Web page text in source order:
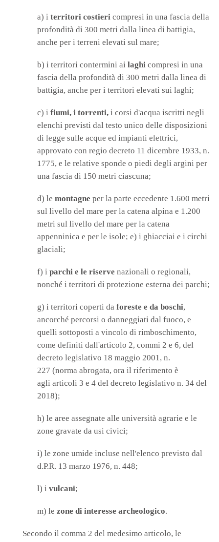
a) i territori costieri compresi in una fascia della
profondità di 300 metri dalla linea di battigia,
anche per i terreni elevati sul mare;
b) i territori contermini ai laghi compresi in una
fascia della profondità di 300 metri dalla linea di
battigia, anche per i territori elevati sui laghi;
c) i fiumi, i torrenti, i corsi d'acqua iscritti negli
elenchi previsti dal testo unico delle disposizioni
di legge sulle acque ed impianti elettrici,
approvato con regio decreto 11 dicembre 1933, n.
1775, e le relative sponde o piedi degli argini per
una fascia di 150 metri ciascuna;
d) le montagne per la parte eccedente 1.600 metri
sul livello del mare per la catena alpina e 1.200
metri sul livello del mare per la catena
appenninica e per le isole; e) i ghiacciai e i circhi
glaciali;
f) i parchi e le riserve nazionali o regionali,
nonché i territori di protezione esterna dei parchi;
g) i territori coperti da foreste e da boschi,
ancorché percorsi o danneggiati dal fuoco, e
quelli sottoposti a vincolo di rimboschimento,
come definiti dall'articolo 2, commi 2 e 6, del
decreto legislativo 18 maggio 2001, n.
227 (norma abrogata, ora il riferimento è
agli articoli 3 e 4 del decreto legislativo n. 34 del
2018);
h) le aree assegnate alle università agrarie e le
zone gravate da usi civici;
i) le zone umide incluse nell'elenco previsto dal
d.P.R. 13 marzo 1976, n. 448;
l) i vulcani;
m) le zone di interesse archeologico.
Secondo il comma 2 del medesimo articolo, le